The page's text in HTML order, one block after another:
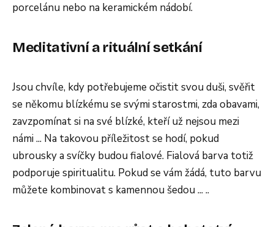
porcelánu nebo na keramickém nádobí.
Meditativní a rituální setkání
Jsou chvíle, kdy potřebujeme očistit svou duši, svěřit
se někomu blízkému se svými starostmi, zda obavami,
zavzpomínat si na své blízké, kteří už nejsou mezi
námi ... Na takovou příležitost se hodí, pokud
ubrousky a svíčky budou fialové. Fialová barva totiž
podporuje spiritualitu. Pokud se vám žádá, tuto barvu
můžete kombinovat s kamennou šedou ... ..